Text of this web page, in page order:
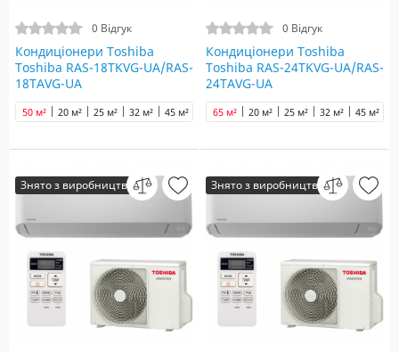
0 Відгук
Кондиціонери Toshiba
Toshiba RAS-18TKVG-UA/RAS-
18TAVG-UA
20 м² 25 м² 32 м² 45 м²
50 м² 65 м²
0 Відгук
Кондиціонери Toshiba
Toshiba RAS-24TKVG-UA/RAS-
24TAVG-UA
20 м² 25 м² 32 м² 45 м²
65 м²
Знято з виробництва Знято з виробництва